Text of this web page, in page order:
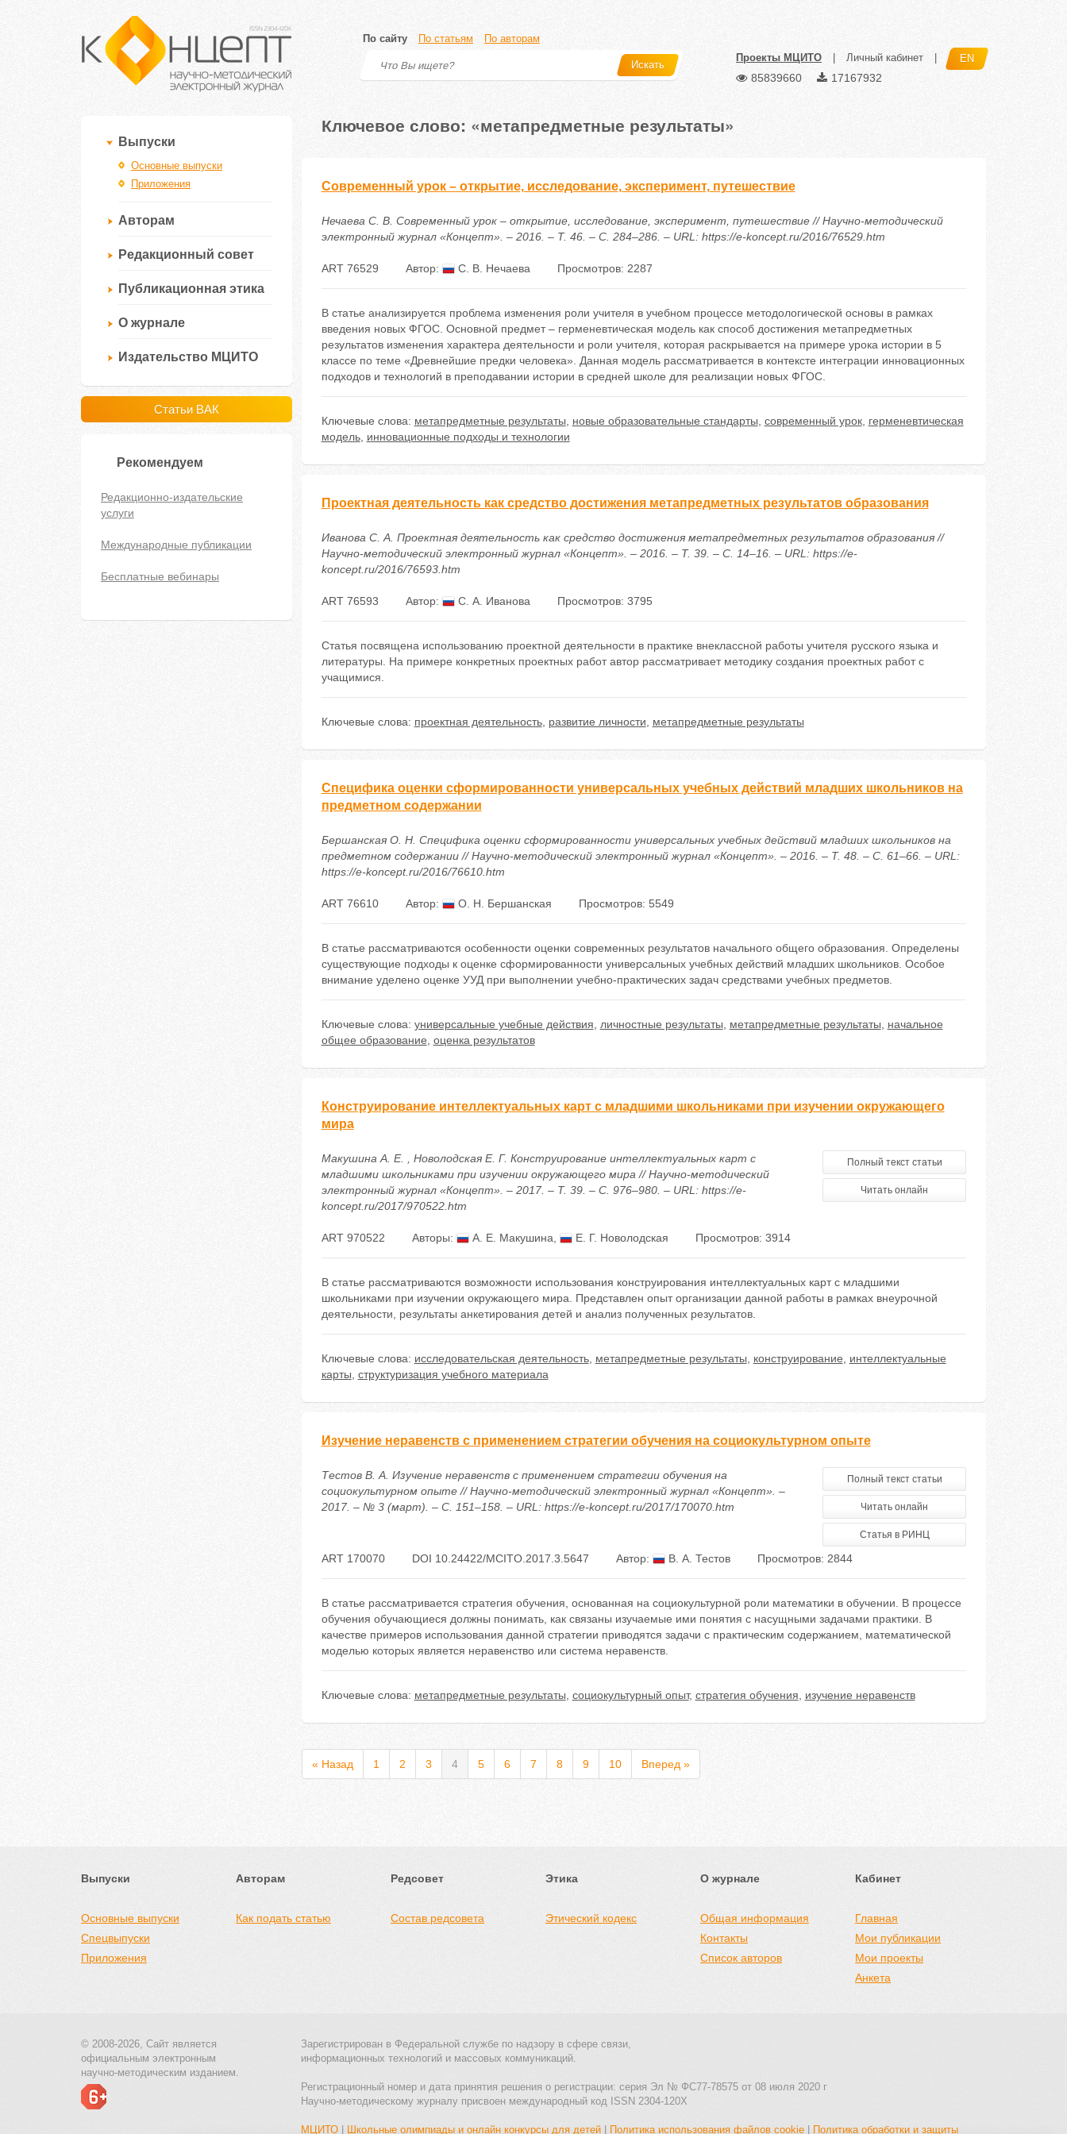
По сайту По статьям По авторам
Искать
Проекты МЦИТО Личный кабинет EN
85839660 17167932
Выпуски
Основные выпуски
Приложения
Авторам
Редакционный совет
Публикационная этика
О журнале
Издательство МЦИТО
Статьи ВАК
Рекомендуем
Редакционно-издательские
услуги
Международные публикации
Бесплатные вебинары
Ключевое слово: «метапредметные результаты»
Современный урок – открытие, исследование, эксперимент, путешествие
Нечаева С. В. Современный урок – открытие, исследование, эксперимент, путешествие // Научно-методический
электронный журнал «Концепт». – 2016. – Т. 46. – С. 284–286. – URL: https://e-koncept.ru/2016/76529.htm
ART 76529 Автор: С. В. Нечаева Просмотров: 2287
В статье анализируется проблема изменения роли учителя в учебном процессе методологической основы в рамках
введения новых ФГОС. Основной предмет – герменевтическая модель как способ достижения метапредметных
результатов изменения характера деятельности и роли учителя, которая раскрывается на примере урока истории в 5
классе по теме «Древнейшие предки человека». Данная модель рассматривается в контексте интеграции инновационных
подходов и технологий в преподавании истории в средней школе для реализации новых ФГОС.
Ключевые слова: метапредметные результаты новые образовательные стандарты современный урок, герменевтическая
модель, инновационные подходы и технологии
Проектная деятельность как средство достижения метапредметных результатов образования
Иванова С. А. Проектная деятельность как средство достижения метапредметных результатов образования //
Научно-методический электронный журнал «Концепт». – 2016. – Т. 39. – С. 14–16. – URL: https://e-
koncept.ru/2016/76593.htm
ART 76593 Автор: С. А. Иванова Просмотров: 3795
Статья посвящена использованию проектной деятельности в практике внеклассной работы учителя русского языка и
литературы. На примере конкретных проектных работ автор рассматривает методику создания проектных работ с
учащимися.
Ключевые слова: проектная деятельность, развитие личности метапредметные результаты
Специфика оценки сформированности универсальных учебных действий младших школьников на
предметном содержании
Бершанская О. Н. Специфика оценки сформированности универсальных учебных действий младших школьников на
предметном содержании // Научно-методический электронный журнал «Концепт». – 2016. – Т. 48. – С. 61–66. – URL:
https://e-koncept.ru/2016/76610.htm
ART 76610 Автор: О. Н. Бершанская Просмотров: 5549
В статье рассматриваются особенности оценки современных результатов начального общего образования. Определены
существующие подходы к оценке сформированности универсальных учебных действий младших школьников. Особое
внимание уделено оценке УУД при выполнении учебно-практических задач средствами учебных предметов.
Ключевые слова: универсальные учебные действия личностные результаты метапредметные результаты
начальное
общее образование оценка результатов
Конструирование интеллектуальных карт с младшими школьниками при изучении окружающего
мира
Макушина А. Е. , Новолодская Е. Г. Конструирование интеллектуальных карт с
младшими школьниками при изучении окружающего мира // Научно-методический
электронный журнал «Концепт». – 2017. – Т. 39. – С. 976–980. – URL: https://e-
koncept.ru/2017/970522.htm
Полный текст статьи
Читать онлайн
ART 970522 Авторы: А. Е. Макушина Е. Г. Новолодская Просмотров: 3914
В статье рассматриваются возможности использования конструирования интеллектуальных карт с младшими
школьниками при изучении окружающего мира. Представлен опыт организации данной работы в рамках внеурочной
деятельности, результаты анкетирования детей и анализ полученных результатов.
Ключевые слова: исследовательская деятельность, метапредметные результаты конструирование
интеллектуальные
карты структуризация учебного материала
Изучение неравенств с применением стратегии обучения на социокультурном опыте
Тестов В. А. Изучение неравенств с применением стратегии обучения на
социокультурном опыте // Научно-методический электронный журнал «Концепт». –
2017. – № 3 (март). – С. 151–158. – URL: https://e-koncept.ru/2017/170070.htm
Полный текст статьи
Читать онлайн
Статья в РИНЦ
ART 170070 DOI 10.24422/MCITO.2017.3.5647 Автор: В. А. Тестов Просмотров: 2844
В статье рассматривается стратегия обучения, основанная на социокультурной роли математики в обучении. В процессе
обучения обучающиеся должны понимать, как связаны изучаемые ими понятия с насущными задачами практики. В
качестве примеров использования данной стратегии приводятся задачи с практическим содержанием, математической
моделью которых является неравенство или система неравенств.
Ключевые слова: метапредметные результаты социокультурный опыт, стратегия обучения изучение неравенств
« Назад 1 2 3 4 5 6 7 8 9 10 Вперед »
Выпуски
Основные выпуски
Спецвыпуски
Приложения
Авторам
Как подать статью
Редсовет
Состав редсовета
Этика
Этический кодекс
О журнале
Общая информация
Контакты
Список авторов
Кабинет
Главная
Мои публикации
Мои проекты
Анкета
© 2008-2026, Сайт является
официальным электронным
научно-методическим изданием.
Зарегистрирован в Федеральной службе по надзору в сфере связи,
информационных технологий и массовых коммуникаций.
Регистрационный номер и дата принятия решения о регистрации: серия Эл № ФС77-78575 от 08 июля 2020 г
Научно-методическому журналу присвоен международный код ISSN 2304-120X
МЦИТО Школьные олимпиады и онлайн конкурсы для детей Политика использования файлов cookie Политика обработки и защиты